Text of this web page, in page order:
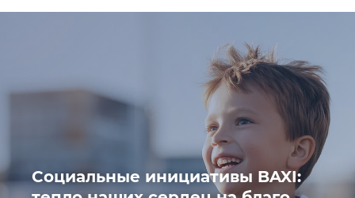
Социальные инициативы BAXI: